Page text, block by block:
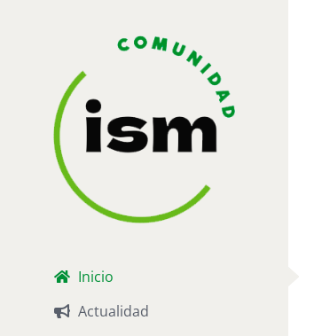
Inicio
Actualidad